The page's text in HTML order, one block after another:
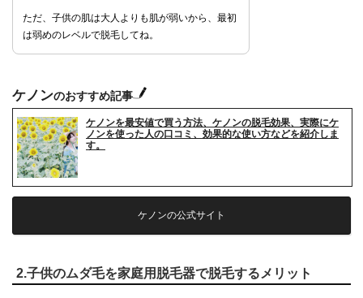
ただ、子供の肌は大人よりも肌が弱いから、最初
は弱めのレベルで脱毛してね。
ケノンのおすすめ記事
ケノンを最安値で買う方法、ケノンの脱毛効果、実際にケ
ノンを使った人の口コミ、効果的な使い方などを紹介しま
す。
ケノンの公式サイト
2.子供のムダ毛を家庭用脱毛器で脱毛するメリット